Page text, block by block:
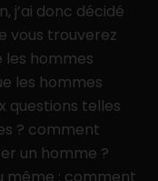
j’ai donc décidé
vous trouverez
les hommes
les hommes
questions telles
? comment
un homme ?